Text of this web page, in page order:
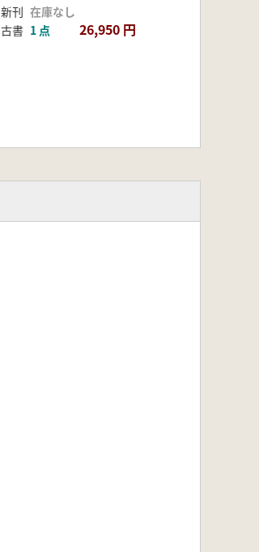
新刊 在庫なし
古書 1 点 26,950 円